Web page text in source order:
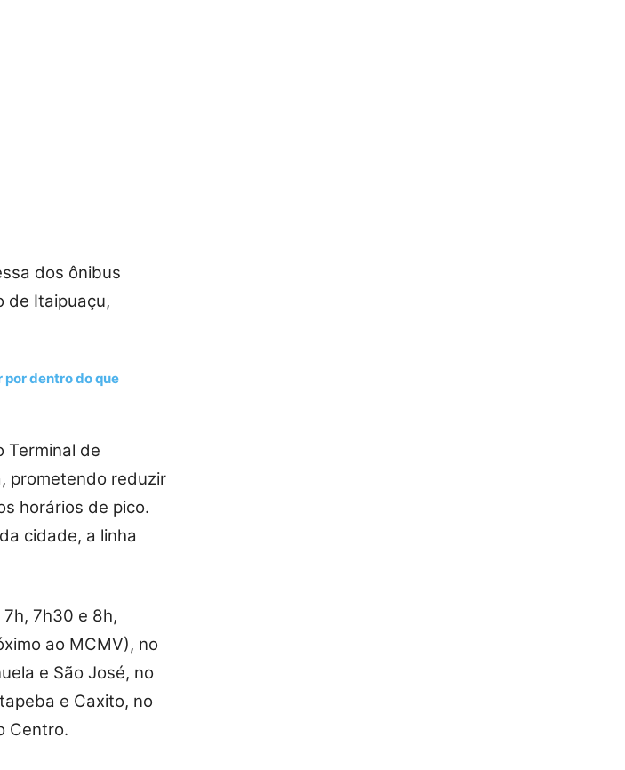
dos ônibus
de Itaipuaçu,
por dentro do que
Terminal de
prometendo reduzir
horários de pico.
cidade, a linha
7h30 e 8h,
ao MCMV), no
e São José, no
e Caxito, no
Centro.